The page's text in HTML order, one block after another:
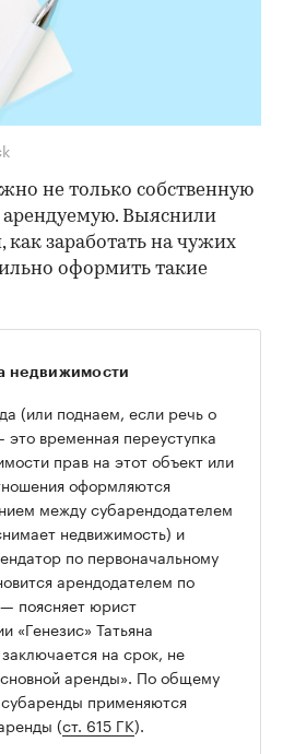
не только собственную
Выяснили
как заработать на чужих
оформить такие
недвижимости
(или поднаем, если речь о
временная переуступка
прав на этот объект или
оформляются
между субарендодателем
недвижимость) и
по первоначальному
арендодателем по
поясняет юрист
«Генезис» Татьяна
на срок, не
аренды». По общему
применяются
(ст. 615 ГК).